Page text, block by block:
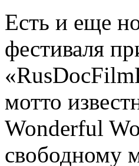
Есть и еще
фестиваля
мотто
Wonderful
свободному